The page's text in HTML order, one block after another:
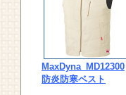
MaxDyna_MD12300
防炎防寒ベスト